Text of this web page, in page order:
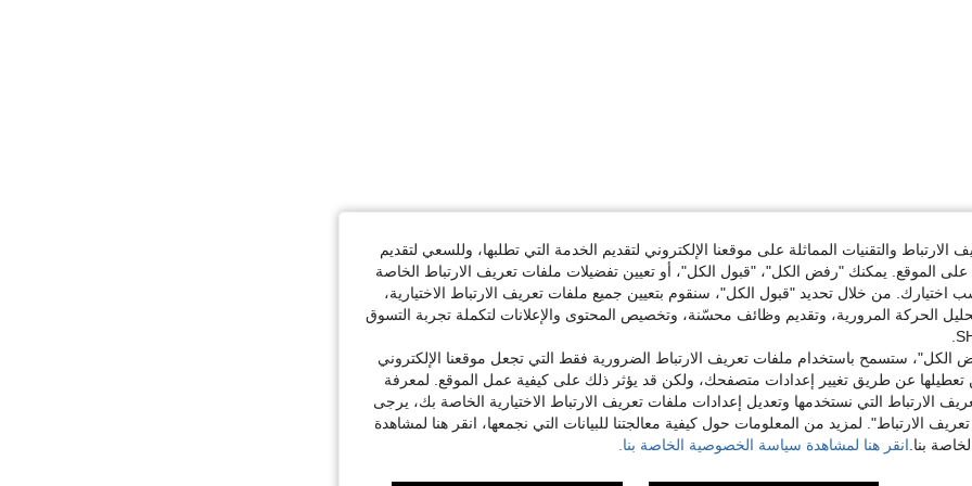
والتقنيات المماثلة على موقعنا الإلكتروني لتقديم الخدمة التي تطلبها، وللسعي لتقديم
الموقع. يمكنك "رفض الكل"، "قبول الكل"، أو تعيين تفضيلات ملفات تعريف الارتباط الخاصة
من خلال تحديد "قبول الكل"، سنقوم بتعيين جميع ملفات تعريف الارتباط الاختيارية،
الحركة المرورية، وتقديم وظائف محسّنة، وتخصيص المحتوى والإعلانات لتكملة تجربة التسوق
الكل"، ستسمح باستخدام ملفات تعريف الارتباط الضرورية فقط التي تجعل موقعنا الإلكتروني
عن طريق تغيير إعدادات متصفحك، ولكن قد يؤثر ذلك على كيفية عمل الموقع. لمعرفة
الارتباط التي نستخدمها وتعديل إعدادات ملفات تعريف الارتباط الاختيارية الخاصة بك، يرجى
الارتباط". لمزيد من المعلومات حول كيفية معالجتنا للبيانات التي نجمعها، انقر هنا لمشاهدة
بنا. انقر هنا لمشاهدة سياسة الخصوصية الخاصة بنا.